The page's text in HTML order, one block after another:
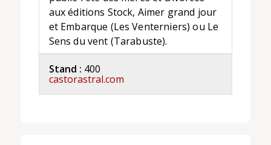
aux éditions Stock, Aimer grand jour
et Embarque (Les Venterniers) ou Le
Sens du vent (Tarabuste).
Stand : 400
castorastral.com